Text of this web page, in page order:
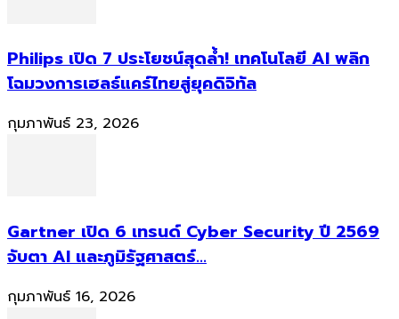
Philips เปิด 7 ประโยชน์สุดล้ำ! เทคโนโลยี AI พลิก
โฉมวงการเฮลธ์แคร์ไทยสู่ยุคดิจิทัล
กุมภาพันธ์ 23, 2026
Gartner เปิด 6 เทรนด์ Cyber Security ปี 2569
จับตา AI และภูมิรัฐศาสตร์...
กุมภาพันธ์ 16, 2026